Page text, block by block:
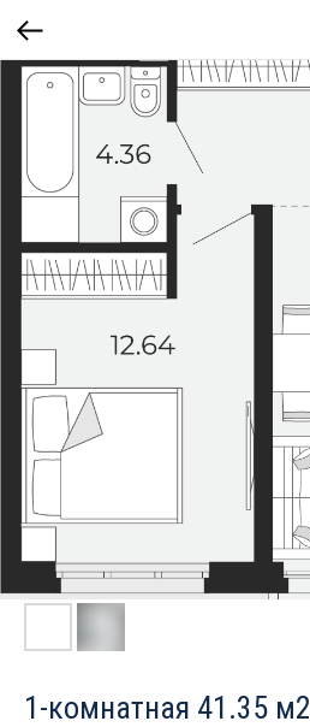
1-комнатная 41.35 м2